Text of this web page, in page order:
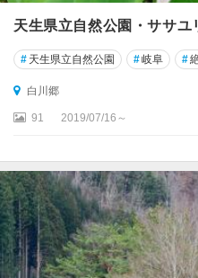
天生県立自然公園・ササユ
# 天生県立自然公園 #岐阜 #
白川郷
91 2019/07/16～